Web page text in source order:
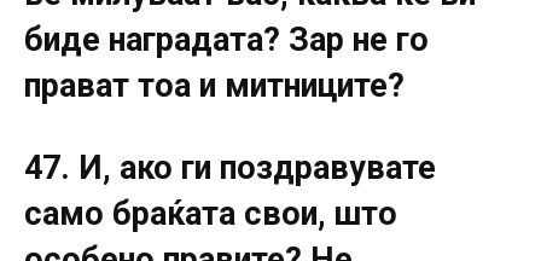
биде наградата? Зар не го
прават тоа и митниците?
47. И, ако ги поздравувате
само браќата свои, што